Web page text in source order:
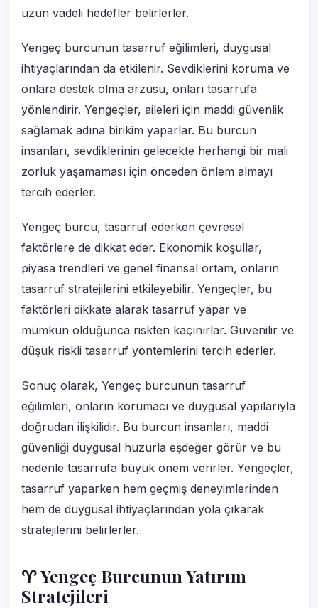
uzun vadeli hedefler belirlerler.
Yengeç burcunun tasarruf eğilimleri, duygusal
ihtiyaçlarından da etkilenir. Sevdiklerini koruma ve
onlara destek olma arzusu, onları tasarrufa
yönlendirir. Yengeçler, aileleri için maddi güvenlik
sağlamak adına birikim yaparlar. Bu burcun
insanları, sevdiklerinin gelecekte herhangi bir mali
zorluk yaşamaması için önceden önlem almayı
tercih ederler.
Yengeç burcu, tasarruf ederken çevresel
faktörlere de dikkat eder. Ekonomik koşullar,
piyasa trendleri ve genel finansal ortam, onların
tasarruf stratejilerini etkileyebilir. Yengeçler, bu
faktörleri dikkate alarak tasarruf yapar ve
mümkün olduğunca riskten kaçınırlar. Güvenilir ve
düşük riskli tasarruf yöntemlerini tercih ederler.
Sonuç olarak, Yengeç burcunun tasarruf
eğilimleri, onların korumacı ve duygusal yapılarıyla
doğrudan ilişkilidir. Bu burcun insanları, maddi
güvenliği duygusal huzurla eşdeğer görür ve bu
nedenle tasarrufa büyük önem verirler. Yengeçler,
tasarruf yaparken hem geçmiş deneyimlerinden
hem de duygusal ihtiyaçlarından yola çıkarak
stratejilerini belirlerler.
♈ Yengeç Burcunun Yatırım
Stratejileri